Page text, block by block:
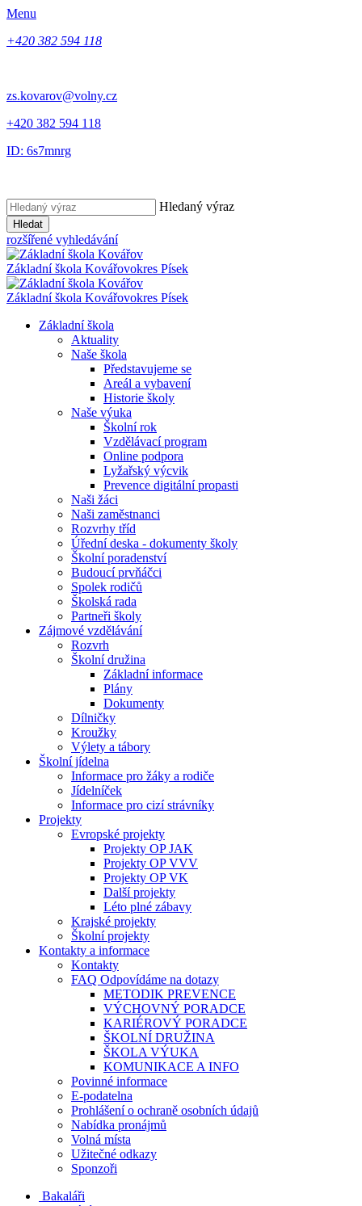
Menu
+420 382 594 118
zs.kovarov@volny.cz
+420 382 594 118
ID: 6s7mnrg
Hledaný výraz
Hledat
rozšířené vyhledávání
Základní škola Kovářovokres Písek
Základní škola Kovářovokres Písek
Základní škola
Aktuality
Naše škola
Představujeme se
Areál a vybavení
Historie školy
Naše výuka
Školní rok
Vzdělávací program
Online podpora
Lyžařský výcvik
Prevence digitální propasti
Naši žáci
Naši zaměstnanci
Rozvrhy tříd
Úřední deska - dokumenty školy
Školní poradenství
Budoucí prvňáčci
Spolek rodičů
Školská rada
Partneři školy
Zájmové vzdělávání
Rozvrh
Školní družina
Základní informace
Plány
Dokumenty
Dílničky
Kroužky
Výlety a tábory
Školní jídelna
Informace pro žáky a rodiče
Jídelníček
Informace pro cizí strávníky
Projekty
Evropské projekty
Projekty OP JAK
Projekty OP VVV
Projekty OP VK
Další projekty
Léto plné zábavy
Krajské projekty
Školní projekty
Kontakty a informace
Kontakty
FAQ Odpovídáme na dotazy
METODIK PREVENCE
VÝCHOVNÝ PORADCE
KARIÉROVÝ PORADCE
ŠKOLNÍ DRUŽINA
ŠKOLA VÝUKA
KOMUNIKACE A INFO
Povinné informace
E-podatelna
Prohlášení o ochraně osobních údajů
Nabídka pronájmů
Volná místa
Užitečné odkazy
Sponzoři
Bakaláři